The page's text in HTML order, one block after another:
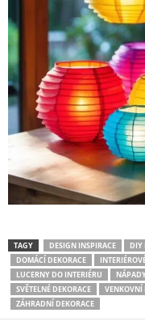
TAGY DESIGN INSPIRACE DIY
DOMÁCÍ DEKORACE
LUCERNY DO INTERIÉRU
SVĚTELNÉ DEKORACE
VENKOVNÍ
ZÁHRADNÍ DEKORACE